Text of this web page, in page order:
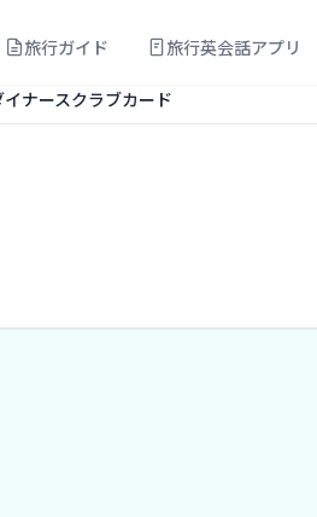
旅行ガイド 旅行英会話アプリ
ナースクラブカード